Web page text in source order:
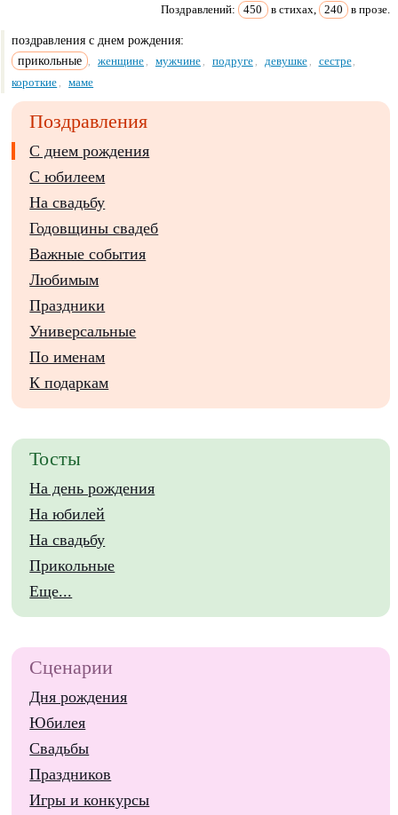
Поздравлений: 450 в стихах, 240 в прозе.
поздравления с днем рождения:
прикольные
женщине мужчине подруге девушке сестре
короткие маме
Поздравления
С днем рождения
С юбилеем
На свадьбу
Годовщины свадеб
Важные события
Любимым
Праздники
Универсальные
По именам
К подаркам
Тосты
На день рождения
На юбилей
На свадьбу
Прикольные
Еще...
Сценарии
Дня рождения
Юбилея
Свадьбы
Праздников
Игры и конкурсы